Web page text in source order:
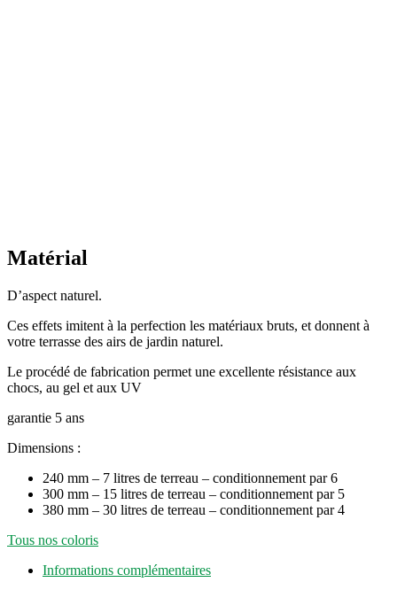
Matérial
D’aspect naturel.
Ces effets imitent à la perfection les matériaux bruts, et donnent à
votre terrasse des airs de jardin naturel.
Le procédé de fabrication permet une excellente résistance aux
chocs, au gel et aux UV
garantie 5 ans
Dimensions :
240 mm – 7 litres de terreau – conditionnement par 6
300 mm – 15 litres de terreau – conditionnement par 5
380 mm – 30 litres de terreau – conditionnement par 4
Tous nos coloris
Informations complémentaires